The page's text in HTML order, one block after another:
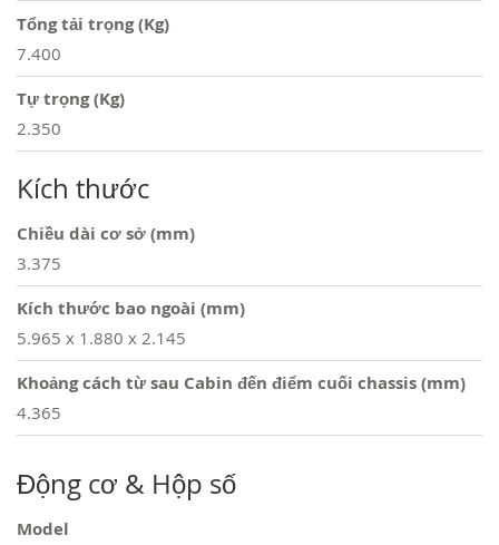
Tổng tải trọng (Kg)
7.400
Tự trọng (Kg)
2.350
Kích thước
Chiều dài cơ sở (mm)
3.375
Kích thước bao ngoài (mm)
5.965 x 1.880 x 2.145
Khoảng cách từ sau Cabin đến điểm cuối chassis (mm)
4.365
Động cơ & Hộp số
Model